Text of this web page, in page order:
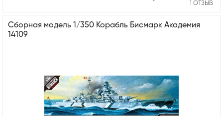
1 ОТЗЫВ
Сборная модель 1/350 Корабль Бисмарк Академия
14109